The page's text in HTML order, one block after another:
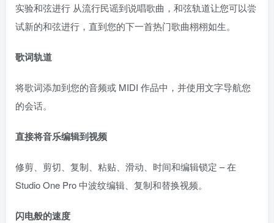
实验和弦进行 从流行民谣到说唱歌曲，和弦轨道让您可以尝
试新的和弦进行，直到您的下一首热门歌曲栩栩如生。
歌词轨道
将歌词添加到您的音频或 MIDI 作品中，并使用文字导航您
的会话。
直接将音乐编辑到视频
修剪、剪切、复制、粘贴、滑动、时间和编辑锁定 – 在
Studio One Pro 中波纹编辑、复制和替换视频。
闪电般的速度